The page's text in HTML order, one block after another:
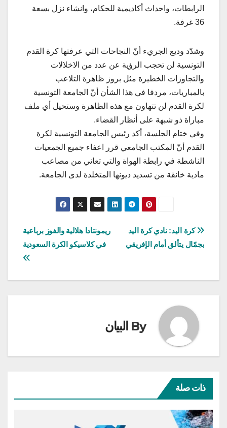
الرابطات، واحداث أكاديمية للحكام، وانشاء نزل بسعة
36 غرفة.
وشدّد وديع الجريء أنّ النجاحات التي عرفتها كرة القدم
التونسية لن تحجب الرؤية عن عدد من الاخلالات
والتجاوزات الخطيرة مثل بروز ظاهرة التلاعب
بالمباريات، مردفا في هذا الشأن أنّ الجامعة التونسية
لكرة القدم لن تتهاون مع هذه الظاهرة وستحيل أي ملف
مباراة ذو شبهة على أنظار القضاء.
وفي ختام الجلسة، أكد رئيس الجامعة التونسية لكرة
القدم أنّ المكتب الجامعي قرر اعفاء جميع الجمعيات
الناشطة في رابطة الهواة والتي تعاني من مصاعب
مادية خانقة من تسديد ديونها المتخلدة لدى الجامعة.
تصفّح
المقالات
ريمونتادا هلالية والفوز برباعية
في كلاسيكو الكرة السعودية
كرة اليد: نادي كرة اليد
بجمّال يتألق أمام الإفريقي
By البيان
ذات صلة